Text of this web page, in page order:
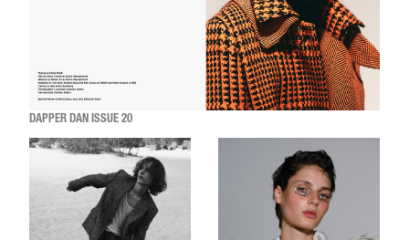
DAPPER DAN ISSUE 20